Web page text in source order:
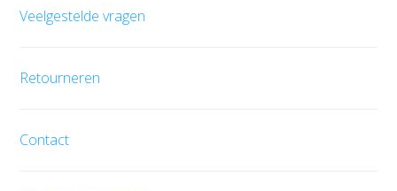
Veelgestelde vragen
Retourneren
Contact